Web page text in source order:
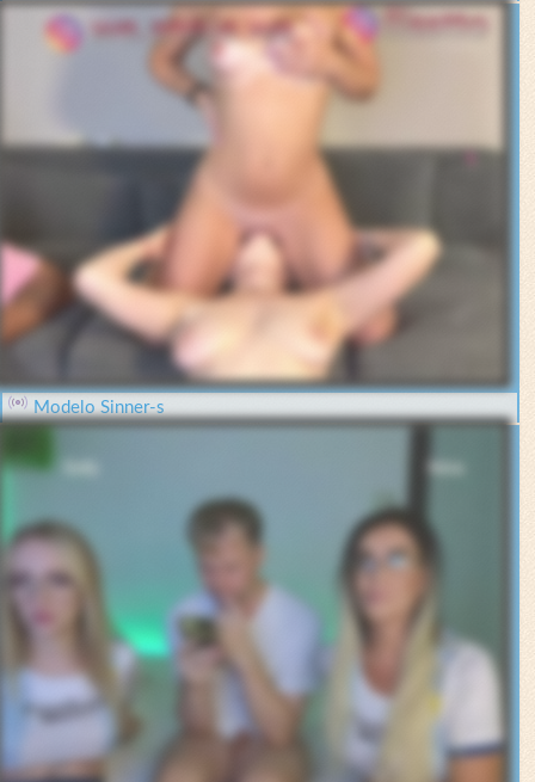
Modelo Sinner-s